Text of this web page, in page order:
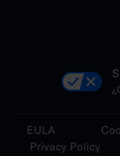
EULA
Privacy Policy